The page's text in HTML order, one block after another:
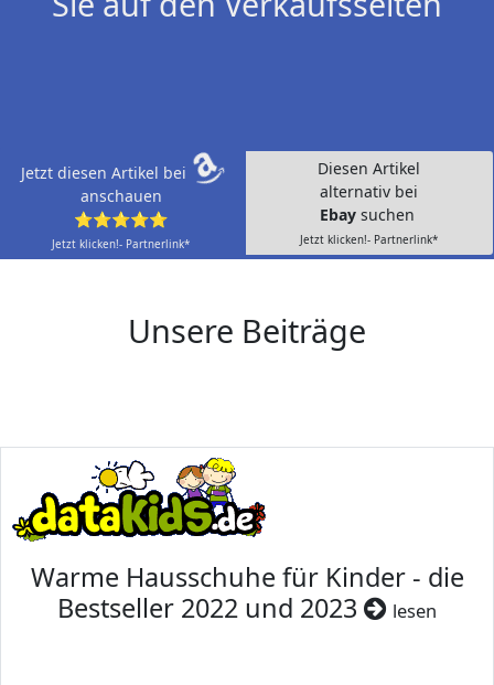
Jetzt diesen Artikel bei
anschauen
⭐⭐⭐⭐⭐
Jetzt klicken!- Partnerlink*
Diesen Artikel
alternativ bei
Ebay suchen
Jetzt klicken!- Partnerlink*
Unsere Beiträge
Warme Hausschuhe für Kinder - die
Bestseller 2022 und 2023
lesen